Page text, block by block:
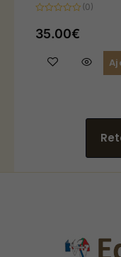
0
sur
(0)
35.00€